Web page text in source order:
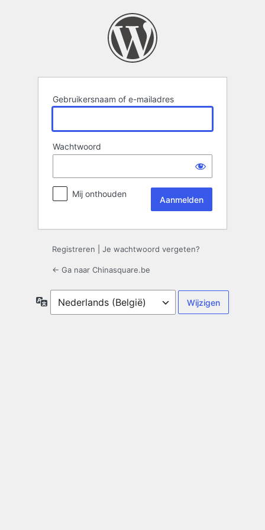
Gebruikersnaam of e-mailadres
Wachtwoord
Mij onthouden
Registreren Je wachtwoord vergeten?
← Ga naar Chinasquare.be
Taal